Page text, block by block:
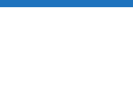
to